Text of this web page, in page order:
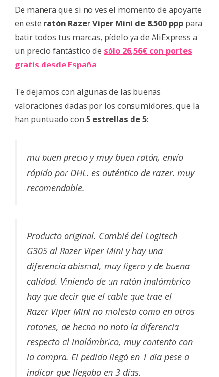
De manera que si no ves el momento de apoyarte
en este ratón Razer Viper Mini de 8.500 ppp para
batir todos tus marcas, pídelo ya de AliExpress a
un precio fantástico de sólo 26,56€ con portes
gratis desde España.
Te dejamos con algunas de las buenas
valoraciones dadas por los consumidores, que la
han puntuado con 5 estrellas de 5:
mu buen precio y muy buen ratón, envío
rápido por DHL. es auténtico de razer. muy
recomendable.
Producto original. Cambié del Logitech
G305 al Razer Viper Mini y hay una
diferencia abismal, muy ligero y de buena
calidad. Viniendo de un ratón inalámbrico
hay que decir que el cable que trae el
Razer Viper Mini no molesta como en otros
ratones, de hecho no noto la diferencia
respecto al inalámbrico, muy contento con
la compra. El pedido llegó en 1 día pese a
indicar que llegaba en 3 días.